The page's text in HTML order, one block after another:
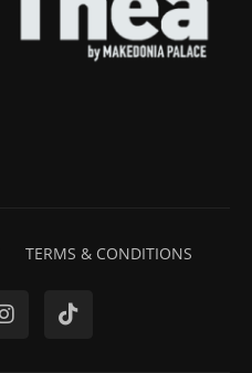
TERMS & CONDITIONS